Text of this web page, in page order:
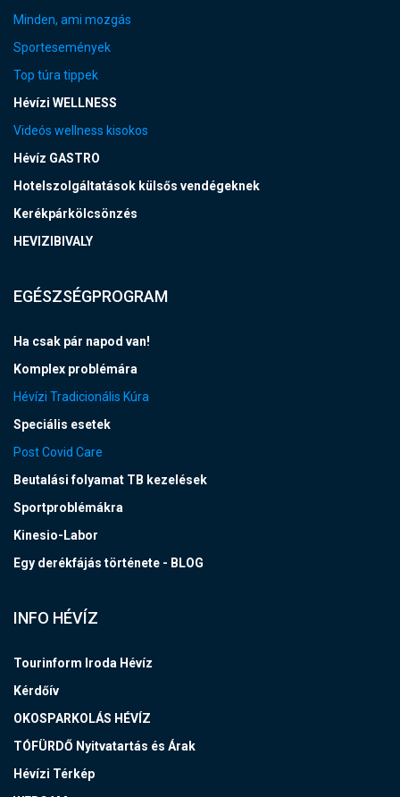
Minden, ami mozgás
Sportesemények
Top túra tippek
Hévízi WELLNESS
Videós wellness kisokos
Hévíz GASTRO
Hotelszolgáltatások külsős vendégeknek
Kerékpárkölcsönzés
HEVIZIBIVALY
EGÉSZSÉGPROGRAM
Ha csak pár napod van!
Komplex problémára
Hévízi Tradicionális Kúra
Speciális esetek
Post Covid Care
Beutalási folyamat TB kezelések
Sportproblémákra
Kinesio-Labor
Egy derékfájás története - BLOG
INFO HÉVÍZ
Tourinform Iroda Hévíz
Kérdőív
OKOSPARKOLÁS HÉVÍZ
TÓFÜRDŐ Nyitvatartás és Árak
Hévízi Térkép